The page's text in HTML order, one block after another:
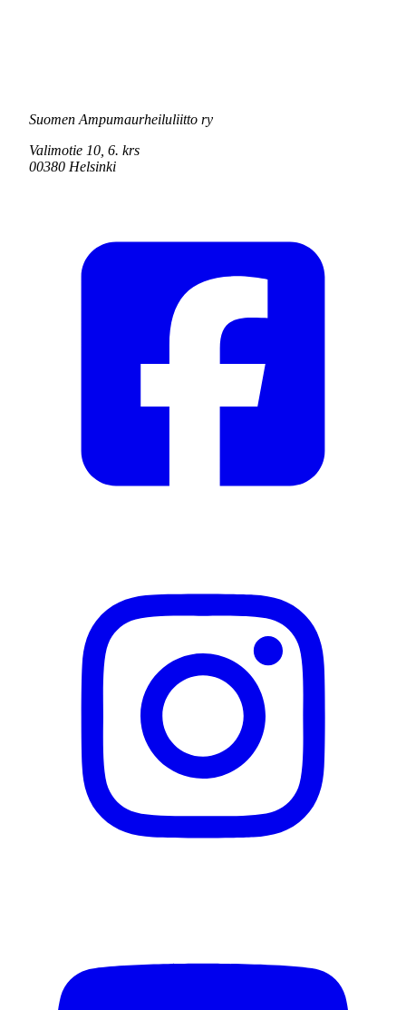
Suomen Ampumaurheiluliitto ry
Valimotie 10, 6. krs
00380 Helsinki